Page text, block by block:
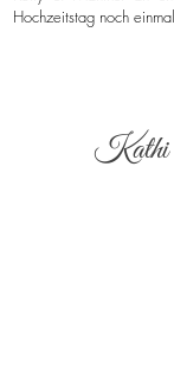
Hochzeitstag noch
Kathi